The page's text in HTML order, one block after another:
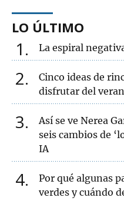
LO ÚLTIMO
1 La espiral
2
Cinco ideas de
disfrutar del
3
Así se ve Nerea
seis cambios de
IA
4
Por qué algunas
verdes y cuándo